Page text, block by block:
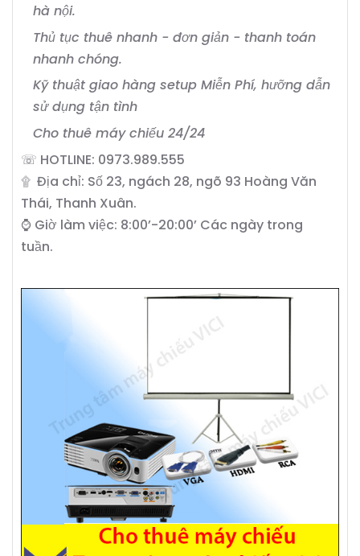
hà nội.
Thủ tục thuê nhanh - đơn giản - thanh toán
nhanh chóng.
Kỹ thuật giao hàng setup Miễn Phí, hưỡng dẫn
sử dụng tận tình
Cho thuê máy chiếu 24/24
☏ HOTLINE: 0973.989.555
۩ Địa chỉ: Số 23, ngách 28, ngõ 93 Hoàng Văn
Thái, Thanh Xuân.
⌚ Giờ làm việc: 8:00’-20:00’ Các ngày trong
tuần.